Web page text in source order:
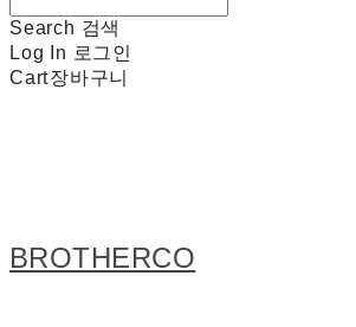
Search 검색
Log In 로그인
Cart장바구니
BROTHERCO